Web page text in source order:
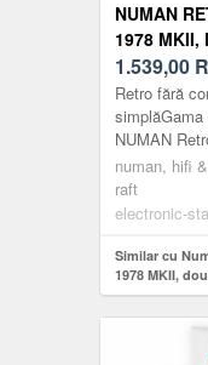
NUMAN
1978 MKII,
NEGRU,
CULOARE
1.539,00
Retro fără
NUMAN
un tribut
accent pe un
numan, hifi
raft
electronic-
Similar cu
1978 MKII,
negru, capac
suporturi